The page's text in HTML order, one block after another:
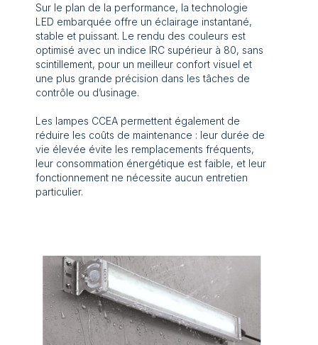
Sur le plan de la performance, la technologie
LED embarquée offre un éclairage instantané,
stable et puissant. Le rendu des couleurs est
optimisé avec un indice IRC supérieur à 80, sans
scintillement, pour un meilleur confort visuel et
une plus grande précision dans les tâches de
contrôle ou d’usinage.
Les lampes CCEA permettent également de
réduire les coûts de maintenance : leur durée de
vie élevée évite les remplacements fréquents,
leur consommation énergétique est faible, et leur
fonctionnement ne nécessite aucun entretien
particulier.